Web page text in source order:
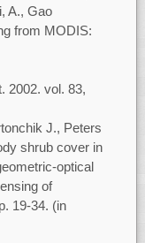
A., Gao
from MODIS:
2002. vol. 83,
J., Peters
shrub cover in
optical
of
19-34. (in